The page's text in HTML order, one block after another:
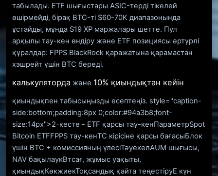
табылады. ETF шығыстары ASIC-терді тікелей
өшірмейді, бірақ BTC-ті $60-70K диапазонында
ұстайды, мұнда S19 XP маржалары шетте. Пул
арқылы тау-кен өндіру және ETF позициясы әртүрлі
құралдар: FPPS BlackRock қаражатына қарамастан
хэшрейт үшін BTC береді.
калькуляторда және 10% қиындықтан кейін
қиындықпен табысыңызды есептеңіз. style="caption-
side:bottom;padding:8px 0;color:#94a3b8;font-
size:14px">2-кесте - ETF қарсы тау-кенПараметрSpot
Bitcoin ETFFPPS тау-кенTC кірісіне қарсы бағасыБлок
үшін BTC + комиссияның үлесіТәуекелAUM шығысы,
NAV бақылаукВтсағ, жұмыс уақыты,
қиындықКөкжиекТоқсандық қайта теңестіруE күн